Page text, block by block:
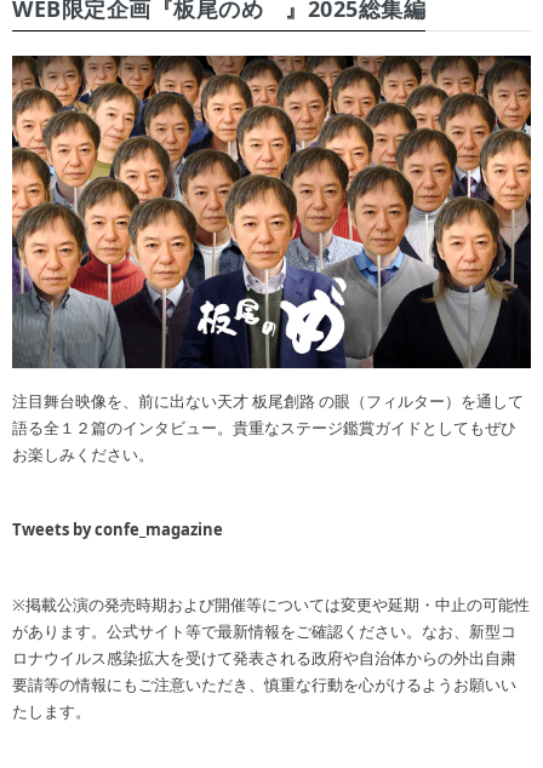
WEB限定企画『板尾のめ゙』2025総集編
注目舞台映像を、前に出ない天才 板尾創路 の眼（フィルター）を通して
語る全１２篇のインタビュー。貴重なステージ鑑賞ガイドとしてもぜひ
お楽しみください。
Tweets by confe_magazine
※掲載公演の発売時期および開催等については変更や延期・中止の可能性
があります。公式サイト等で最新情報をご確認ください。なお、新型コ
ロナウイルス感染拡大を受けて発表される政府や自治体からの外出自粛
要請等の情報にもご注意いただき、慎重な行動を心がけるようお願いい
たします。